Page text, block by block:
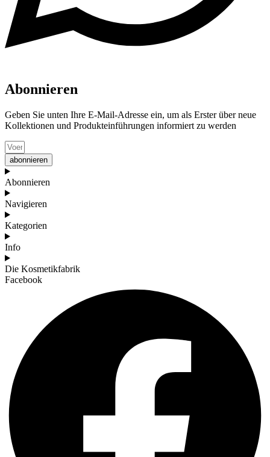
Abonnieren
Geben Sie unten Ihre E-Mail-Adresse ein, um als Erster über neue
Kollektionen und Produkteinführungen informiert zu werden
abonnieren
Abonnieren
Navigieren
Kategorien
Info
Die Kosmetikfabrik
Facebook